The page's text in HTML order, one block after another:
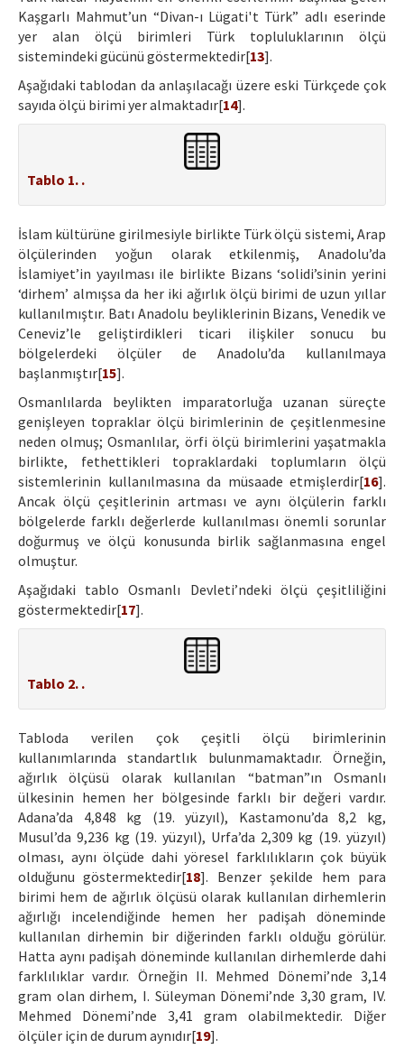
Kaşgarlı Mahmut’un “Divan-ı Lügati't Türk” adlı eserinde
yer alan ölçü birimleri Türk topluluklarının ölçü
sistemindeki gücünü göstermektedir[13].
Aşağıdaki tablodan da anlaşılacağı üzere eski Türkçede çok
sayıda ölçü birimi yer almaktadır[14].
Tablo 1. .
İslam kültürüne girilmesiyle birlikte Türk ölçü sistemi, Arap
ölçülerinden yoğun olarak etkilenmiş, Anadolu’da
İslamiyet’in yayılması ile birlikte Bizans ‘solidi’sinin yerini
‘dirhem’ almışsa da her iki ağırlık ölçü birimi de uzun yıllar
kullanılmıştır. Batı Anadolu beyliklerinin Bizans, Venedik ve
Ceneviz’le geliştirdikleri ticari ilişkiler sonucu bu
bölgelerdeki ölçüler de Anadolu’da kullanılmaya
başlanmıştır[15].
Osmanlılarda beylikten imparatorluğa uzanan süreçte
genişleyen topraklar ölçü birimlerinin de çeşitlenmesine
neden olmuş; Osmanlılar, örfi ölçü birimlerini yaşatmakla
birlikte, fethettikleri topraklardaki toplumların ölçü
sistemlerinin kullanılmasına da müsaade etmişlerdir[16].
Ancak ölçü çeşitlerinin artması ve aynı ölçülerin farklı
bölgelerde farklı değerlerde kullanılması önemli sorunlar
doğurmuş ve ölçü konusunda birlik sağlanmasına engel
olmuştur.
Aşağıdaki tablo Osmanlı Devleti’ndeki ölçü çeşitliliğini
göstermektedir[17].
Tablo 2. .
Tabloda verilen çok çeşitli ölçü birimlerinin
kullanımlarında standartlık bulunmamaktadır. Örneğin,
ağırlık ölçüsü olarak kullanılan “batman”ın Osmanlı
ülkesinin hemen her bölgesinde farklı bir değeri vardır.
Adana’da 4,848 kg (19. yüzyıl), Kastamonu’da 8,2 kg,
Musul’da 9,236 kg (19. yüzyıl), Urfa’da 2,309 kg (19. yüzyıl)
olması, aynı ölçüde dahi yöresel farklılıkların çok büyük
olduğunu göstermektedir[18]. Benzer şekilde hem para
birimi hem de ağırlık ölçüsü olarak kullanılan dirhemlerin
ağırlığı incelendiğinde hemen her padişah döneminde
kullanılan dirhemin bir diğerinden farklı olduğu görülür.
Hatta aynı padişah döneminde kullanılan dirhemlerde dahi
farklılıklar vardır. Örneğin II. Mehmed Dönemi’nde 3,14
gram olan dirhem, I. Süleyman Dönemi’nde 3,30 gram, IV.
Mehmed Dönemi’nde 3,41 gram olabilmektedir. Diğer
ölçüler için de durum aynıdır[19].